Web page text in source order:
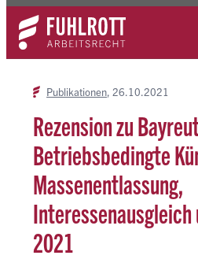
Zum
Inhalt
springen
Kontakt
Publikationen 26.10.2021
Rezension zu
Betriebsbedingte
Massenentlassung,
Interessenausgleich
2021